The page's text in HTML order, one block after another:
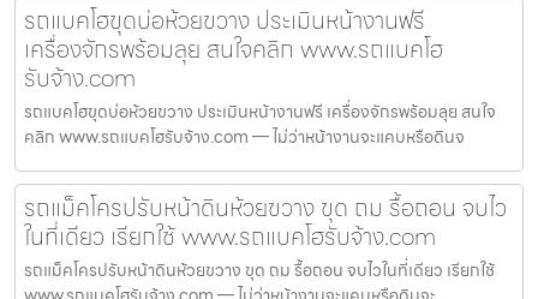
รถแบคโฮขุดบ่อห้วยขวาง ประเมินหน้างานฟรี
เครื่องจักรพร้อมลุย สนใจคลิก www.รถแบคโฮ
รับจ้าง.com
รถแบคโฮขุดบ่อห้วยขวาง ประเมินหน้างานฟรี เครื่องจักรพร้อมลุย สนใจ
คลิก www.รถแบคโฮรับจ้าง.com — ไม่ว่าหน้างานจะแคบหรือดินจ
รถแม็คโครปรับหน้าดินห้วยขวาง ขุด ถม รื้อถอน จบไว
ในที่เดียว เรียกใช้ www.รถแบคโฮรับจ้าง.com
รถแม็คโครปรับหน้าดินห้วยขวาง ขุด ถม รื้อถอน จบไวในที่เดียว เรียกใช้